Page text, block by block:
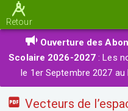
Retour
Ouverture des
Scolaire 2026-2027 : Les
le 1er Septembre 2027
Vecteurs de